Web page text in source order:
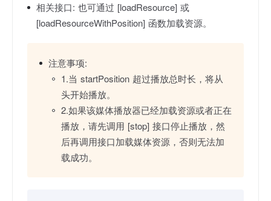
相关接口: 也可通过 [loadResource] 或
[loadResourceWithPosition] 函数加载资源。
注意事项:
1.当 startPosition 超过播放总时长，将从
头开始播放。
2.如果该媒体播放器已经加载资源或者正在
播放，请先调用 [stop] 接口停止播放，然
后再调用接口加载媒体资源，否则无法加
载成功。